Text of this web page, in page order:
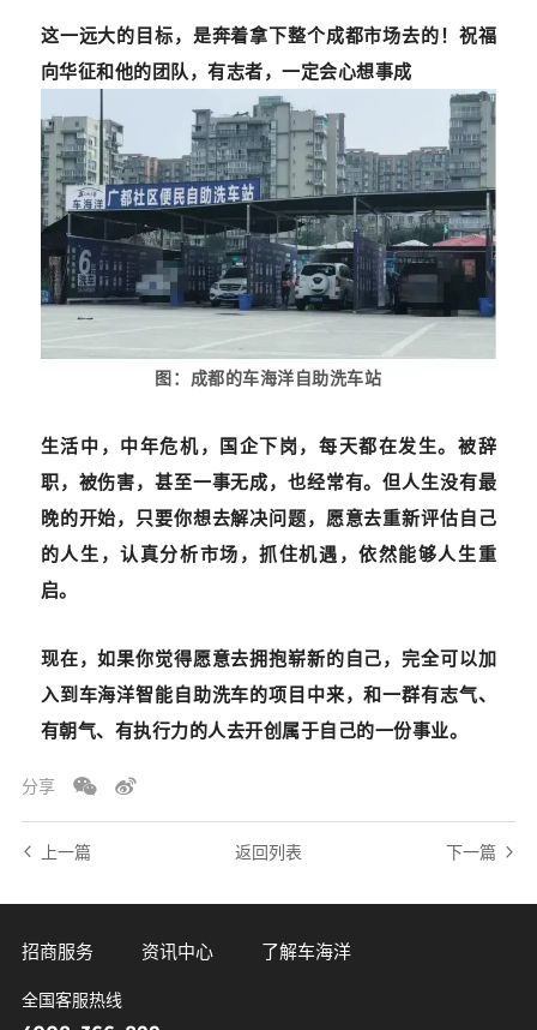
这一远大的目标，是奔着拿下整个成都市场去的！祝福
向华征和他的团队，有志者，一定会心想事成
图： 成都的车海洋自助洗车站
生活中，中年危机，国企下岗，每天都在发生。被辞
职，被伤害，甚至一事无成，也经常有。但 人生没有最
晚的开始，只要你想去解决问题，愿意去重新评估自己
的人生，认真分析市场，抓住机遇，依然能够人生重
启。
现在，如果你觉得愿意去拥抱崭新的自己，完全可以加
入到车海洋智能自助洗车的项目中来，和一群有志气、
有朝气、有执行力的人去开创属于自己的一份事业。
分享
上一篇 返回列表 下一篇
招商服务 资讯中心 了解车海洋
全国客服热线